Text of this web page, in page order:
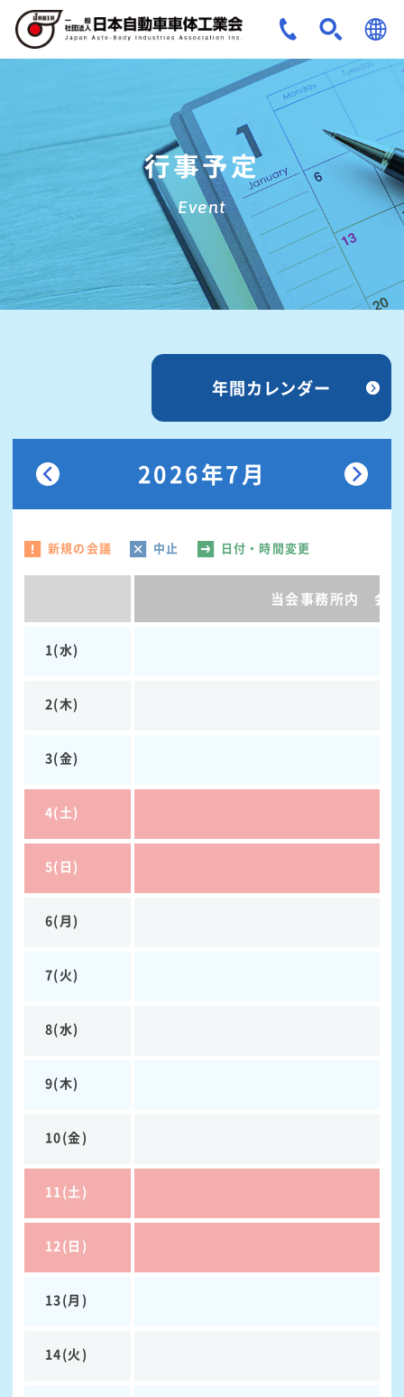
JPN
ENG
行事予定
Event
年間カレンダー
2026年7月
新規の会議 中止 日付・時間変更
当会事務所内 会
1(水)
2(木)
3(金)
4(土)
5(日)
6(月)
7(火)
8(水)
9(木)
10(金)
11(土)
12(日)
13(月)
14(火)